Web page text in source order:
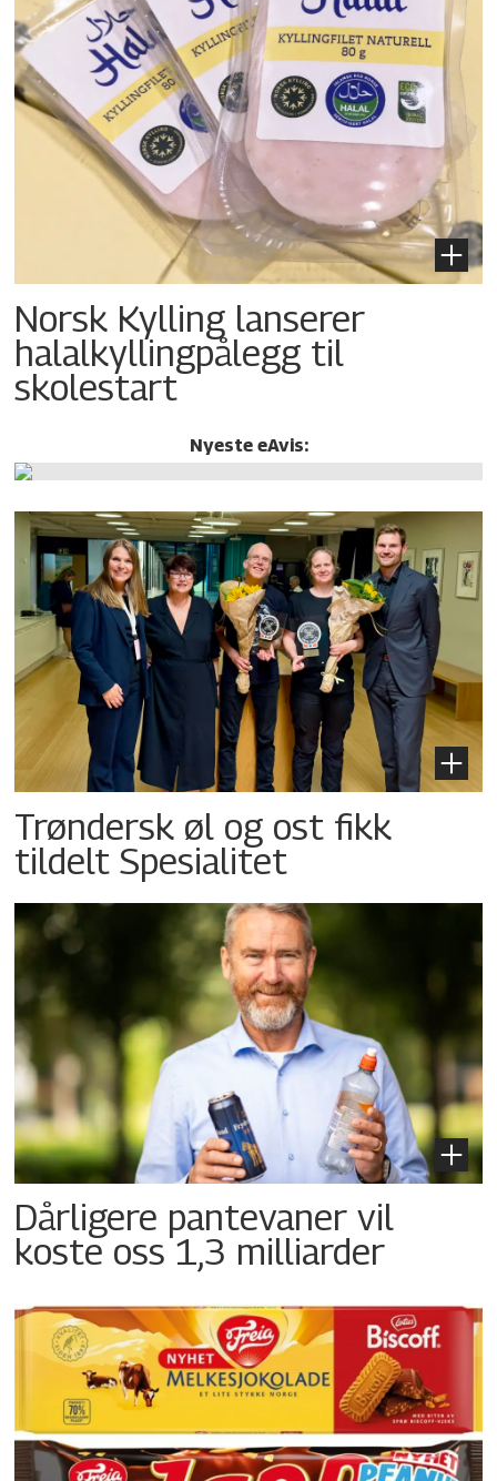
Norsk Kylling lanserer
halalkylling­pålegg til
skolestart
Nyeste eAvis:
Trøndersk øl og ost fikk
tildelt Spesialitet
Dårligere pantevaner vil
koste oss 1,3 milliarder